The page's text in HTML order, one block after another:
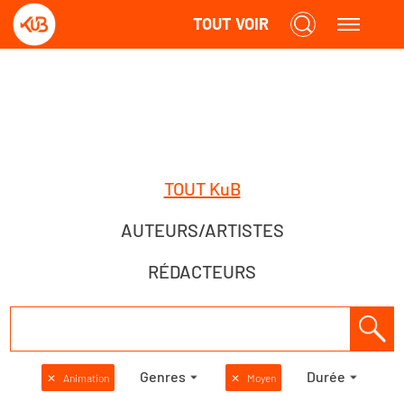
TOUT VOIR
TOUT KuB
AUTEURS/ARTISTES
RÉDACTEURS
✕ Animation Genres ✕ Moyen Durée